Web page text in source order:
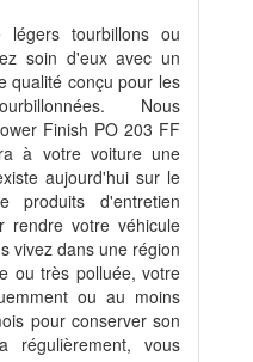
tourbillons ou
soin d'eux avec un
qualité conçu pour les
Nous
Finish PO 203 FF
à votre voiture une
aujourd'hui sur le
produits d'entretien
rendre votre véhicule
vivez dans une région
ou très polluée, votre
ou au moins
pour conserver son
vous